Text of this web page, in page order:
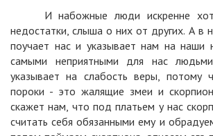
И набожные люди искренне
недостатки, слыша о них от других. А в
поучает нас и указывает нам на наши
самыми неприятными для нас
указывает на слабость веры, потому
пороки - это жалящие змеи и
скажет нам, что под платьем у нас
считать себя обязанными ему и